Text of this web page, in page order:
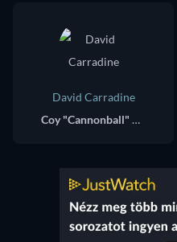
David Carradine
Coy "Cannonball" Buckman